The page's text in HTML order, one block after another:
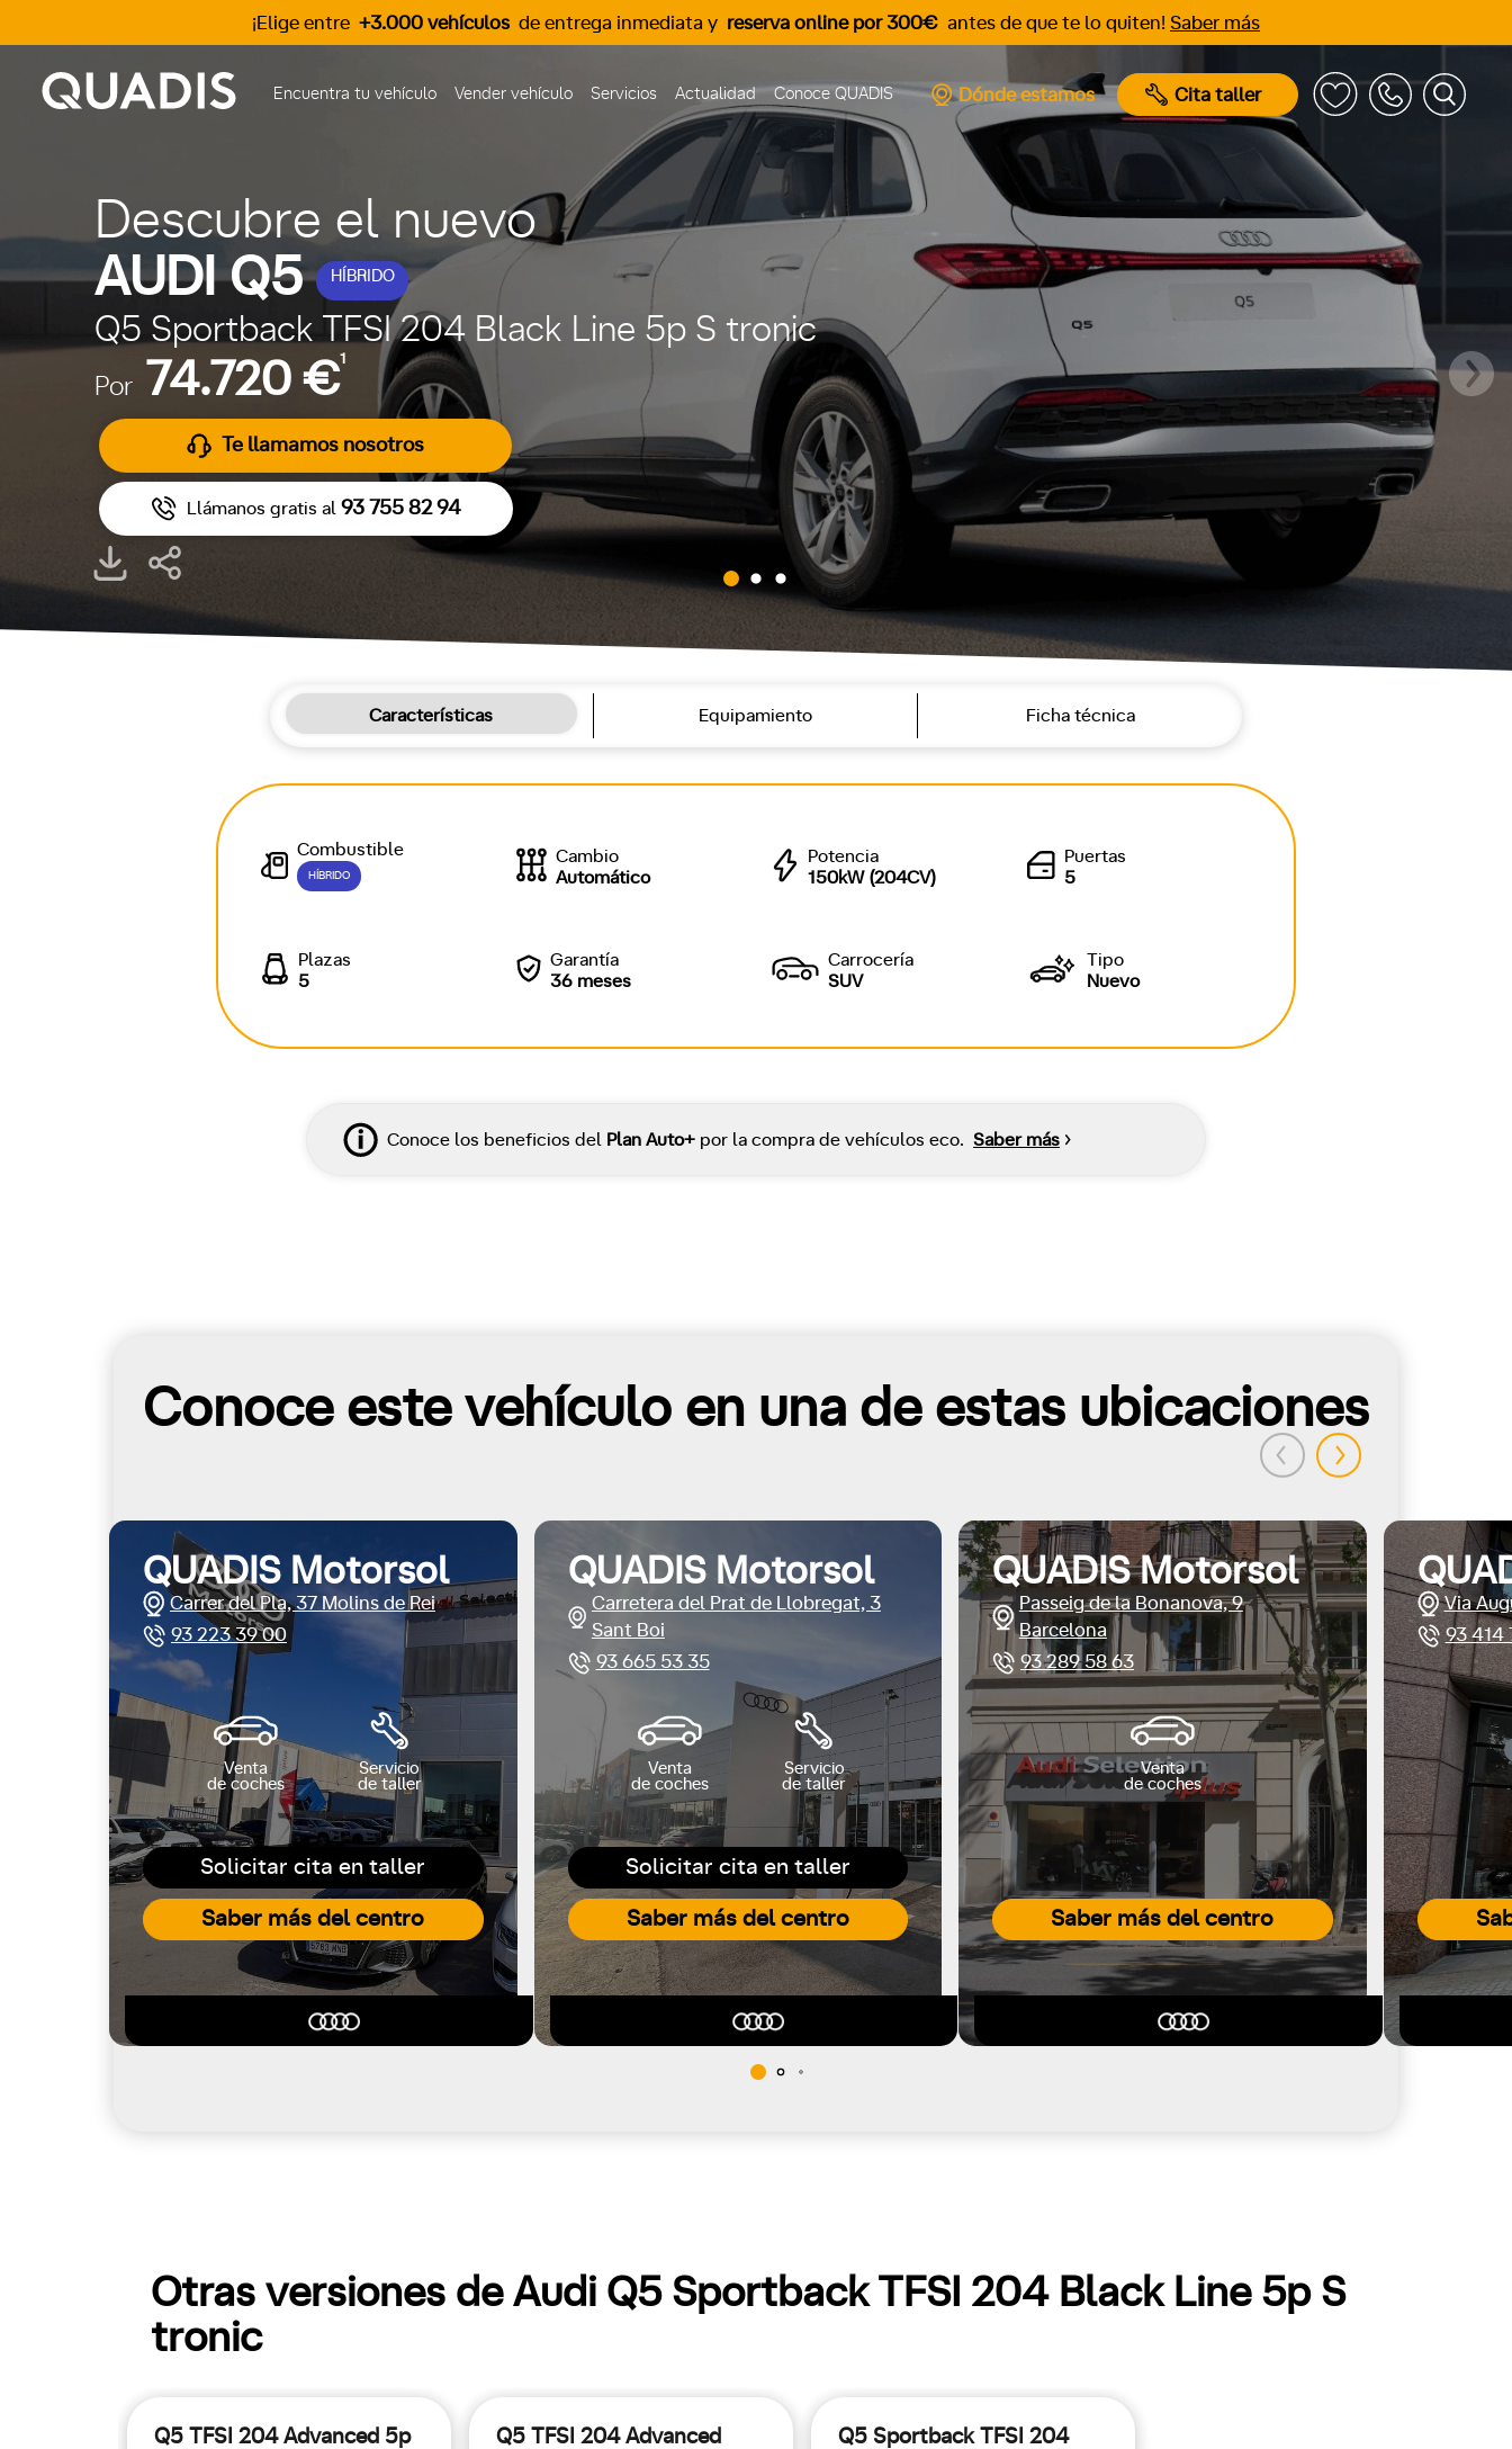
¡Elige entre +3.000 vehículos de entrega inmediata y reserva online por 300€ antes de que te lo quiten! Saber más
Encuentra tu vehículo Vender vehículo Servicios Actualidad Conoce QUADIS Dónde estamos Cita taller
Descubre el nuevo
AUDI Q5
HÍBRIDO
Q5 Sportback TFSI 204 Black Line 5p S tronic
Por 74.720 €1
Te llamamos nosotros
Llámanos gratis al 93 755 82 94
Características Equipamiento Ficha técnica
Combustible
HÍBRIDO
Cambio
Automático
Potencia
150kW (204CV)
Puertas
5
Plazas
5
Garantía
36 meses
Carrocería
SUV
Tipo
Nuevo
Conoce los beneficios del Plan Auto+ por la compra de vehículos eco. Saber más
Conoce este vehículo en una de estas ubicaciones
Solicitar cita en taller
Saber más del centro
QUADIS Motorsol
Carrer del Pla, 37 Molins de Rei
93 223 39 00
Venta
de coches
Servicio
de taller
Solicitar cita en taller
Saber más del centro
QUADIS Motorsol
Carretera del Prat de Llobregat, 3
Sant Boi
93 665 53 35
Venta
de coches
Servicio
de taller
Saber más del centro
QUADIS Motorsol
Passeig de la Bonanova, 9
Barcelona
93 289 58 63
Venta
de coches
Via
93 414
Otras versiones de Audi Q5 Sportback TFSI 204 Black Line 5p S
tronic
Q5 TFSI 204 Advanced 5p
Q5 TFSI 204 Advanced
Q5 Sportback TFSI 204